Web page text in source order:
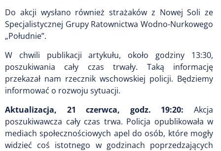
Do akcji wysłano również strażaków z Nowej Soli ze
Specjalistycznej Grupy Ratownictwa Wodno-Nurkowego
„Południe”.
W chwili publikacji artykułu, około godziny 13:30,
poszukiwania cały czas trwały. Taką informację
przekazał nam rzecznik wschowskiej policji. Będziemy
informować o rozwoju sytuacji.
Aktualizacja, 21 czerwca, godz. 19:20: Akcja
poszukiwawcza cały czas trwa. Policja opublikowała w
mediach społecznościowych apel do osób, które mogły
widzieć coś istotnego w godzinach poprzedzających